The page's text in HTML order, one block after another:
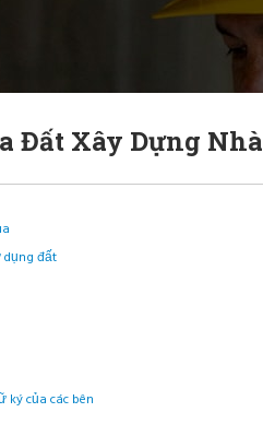
Đất Xây Dựng Nhà
dụng đất
của các bên